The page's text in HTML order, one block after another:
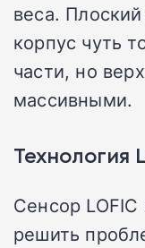
веса.
корпус чуть
части, но
массивными.
Технология
Сенсор
решить